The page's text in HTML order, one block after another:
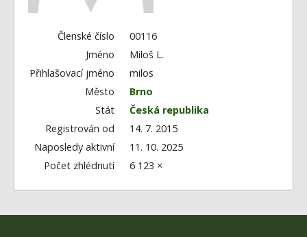
Fórum
Členské číslo
00116
Jméno
Miloš L.
Přihlašovací jméno
milos
Město
Brno
Stát
Česká republika
Registrován od
14. 7. 2015
Naposledy aktivní
11. 10. 2025
Počet zhlédnutí
6 123 ×